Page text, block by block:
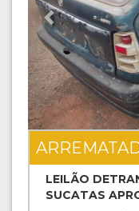
LEILÃO
SUCATAS